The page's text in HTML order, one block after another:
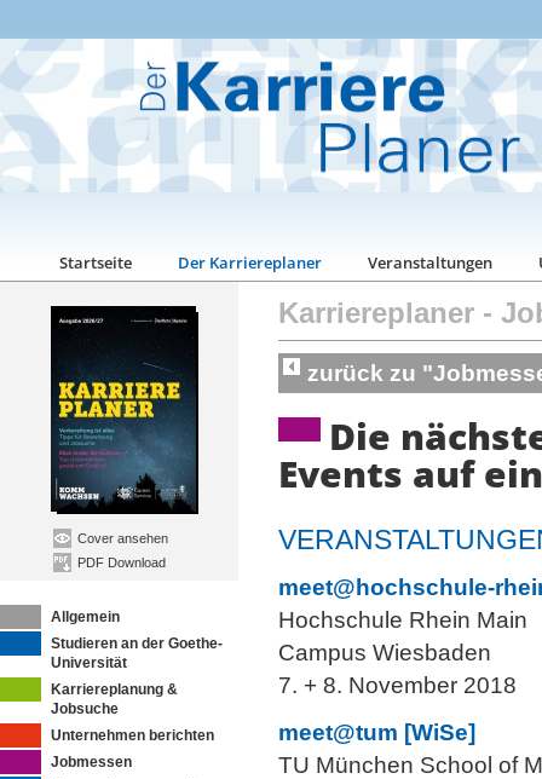
Startseite Der Karriereplaner Veranstaltungen
Cover ansehen
PDF Download
Allgemein
Studieren an der Goethe-
Universität
Karriereplanung &
Jobsuche
Unternehmen berichten
Jobmessen
Karriereplaner -
zurück zu
Die
Events auf
meet@hochschule-
Hochschule Rhein Main
Campus Wiesbaden
7. + 8. November 2018
meet@tum [WiSe]
TU München School of